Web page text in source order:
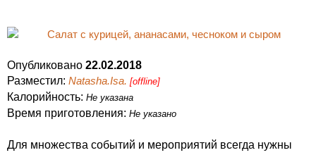
Опубликовано 22.02.2018
Разместил: Natasha.Isa. [offline]
Калорийность: Не указана
Время приготовления: Не указано
Для множества событий и мероприятий всегда нужны